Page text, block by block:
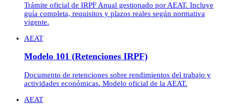
Trámite oficial de IRPF Anual gestionado por AEAT. Incluye
guía completa, requisitos y plazos reales según normativa
vigente.
AEAT
Modelo 101 (Retenciones IRPF)
Documento de retenciones sobre rendimientos del trabajo y
actividades económicas. Modelo oficial de la AEAT.
AEAT